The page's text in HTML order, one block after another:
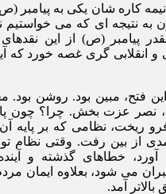
کاره شان یکی به پیامبر
به نتیجه ای که می خواستیم
پیامبر (ص) از این
و انقلابی گری غصه خورد که
فتح، مبین بود. روشن
، نصر عزت بخش. چرا؟ چون
ریخت، نظامی که بر پایه
از بین رفت. وقتی نظام تو
خطاهای گذشته و
می شود، بعلاوه ایمان
آمد.